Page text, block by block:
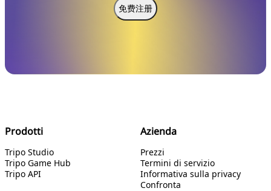
免费注册
Prodotti
Tripo Studio
Tripo Game Hub
Tripo API
Azienda
Prezzi
Termini di servizio
Informativa sulla privacy
Confronta